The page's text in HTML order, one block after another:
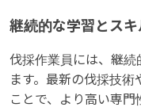
継続的な学習とス
伐採作業員には、継
ます。最新の伐採技
ことで、より高い専